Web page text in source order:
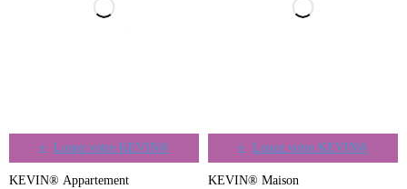
Louez votre KEVIN®
KEVIN® Appartement
Louez votre KEVIN®
KEVIN® Maison